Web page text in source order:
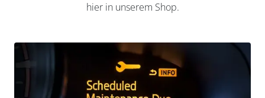
hier in unserem Shop.